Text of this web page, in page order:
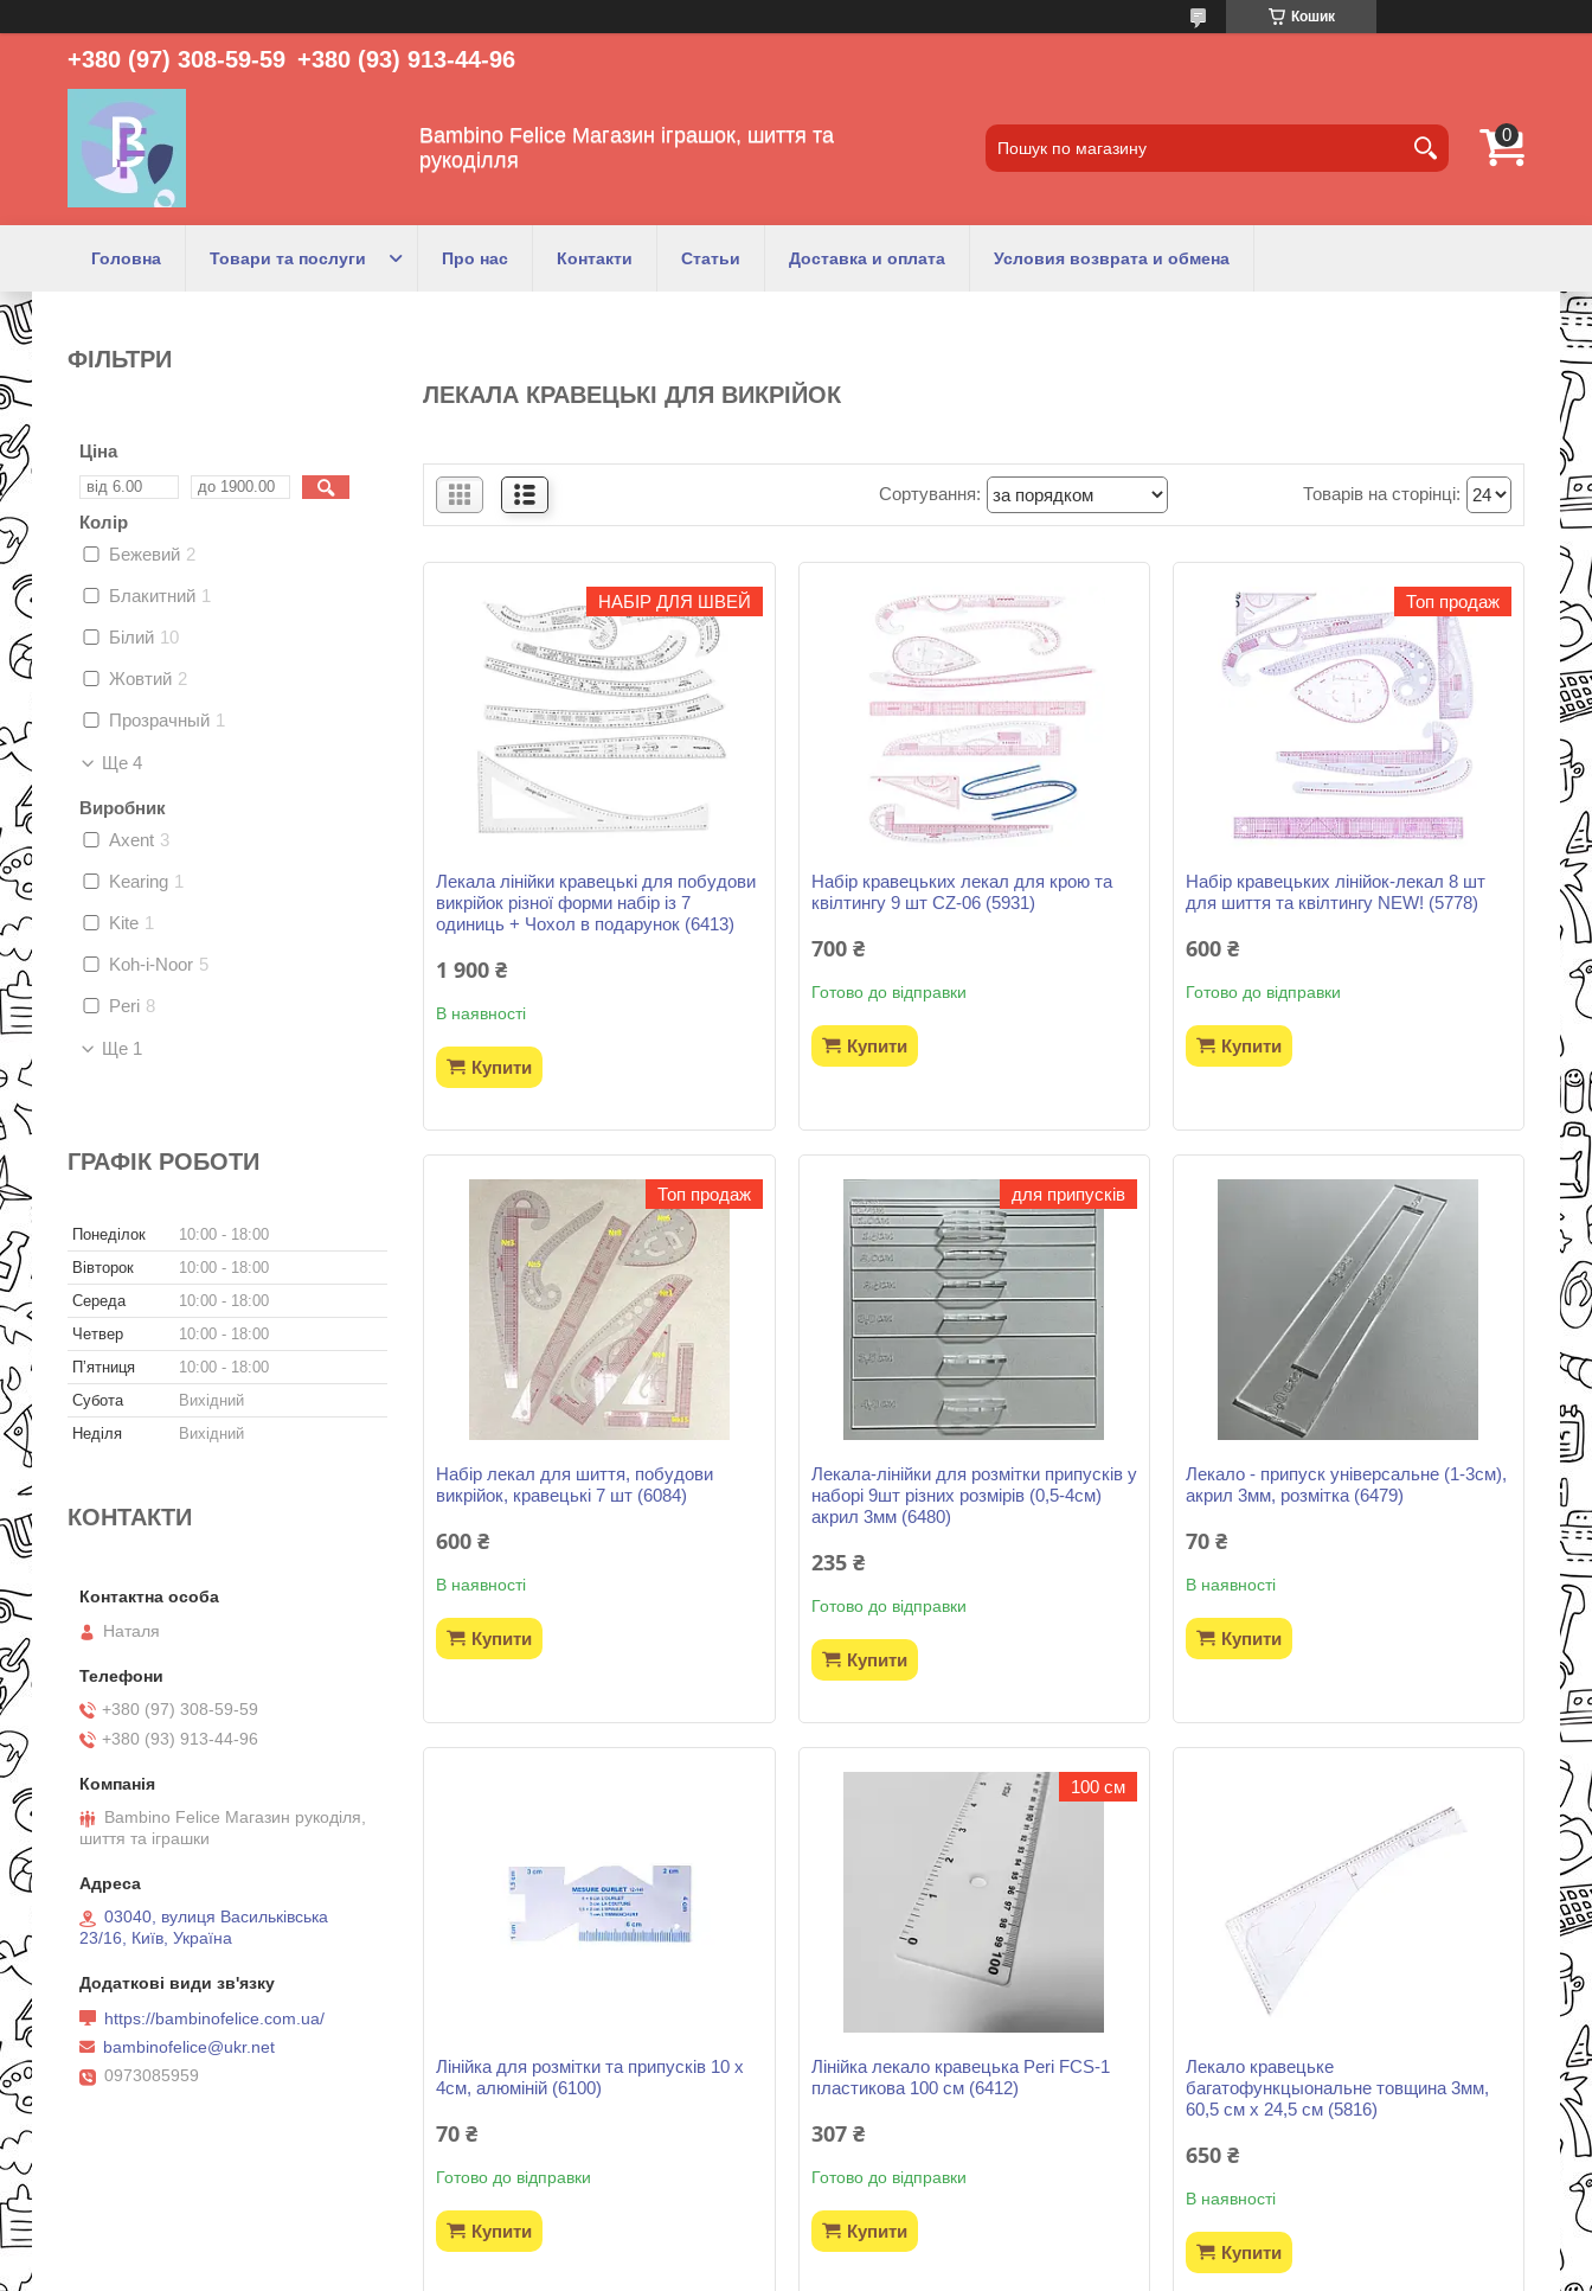
Кошик
+380 (97) 308-59-59 +380 (93) 913-44-96
Bambino Felice Магазин іграшок, шиття та
рукоділля
Головна Товари та послуги Про нас Контакти Статьи Доставка и оплата Условия возврата и обмена
ЛЕКАЛА КРАВЕЦЬКІ ДЛЯ ВИКРІЙОК
НАБІР ДЛЯ ШВЕЙ
Лекала лінійки кравецькі для побудови
викрійок різної форми набір із 7
одиниць + Чохол в подарунок (6413)
1 900 ₴
В наявності
Купити
Набір кравецьких лекал для крою та
квілтингу 9 шт CZ-06 (5931)
700 ₴
Готово до відправки
Купити
Топ продаж
Набір кравецьких лінійок-лекал 8 шт
для шиття та квілтингу NEW! (5778)
600 ₴
Готово до відправки
Купити
Топ продаж
Набір лекал для шиття, побудови
викрійок, кравецькі 7 шт (6084)
600 ₴
В наявності
Купити
для припусків
Лекала-лінійки для розмітки припусків у
наборі 9шт різних розмірів (0,5-4см)
акрил 3мм (6480)
235 ₴
Готово до відправки
Купити
Лекало - припуск універсальне (1-3см),
акрил 3мм, розмітка (6479)
70 ₴
В наявності
Купити
Лінійка для розмітки та припусків 10 х
4см, алюміній (6100)
70 ₴
Готово до відправки
Купити
100 см
Лінійка лекало кравецька Peri FCS-1
пластикова 100 см (6412)
307 ₴
Готово до відправки
Купити
Лекало кравецьке
багатофункцыональне товщина 3мм,
60,5 см х 24,5 см (5816)
650 ₴
В наявності
Купити
ФІЛЬТРИ
Ціна
Колір
Бежевий 2
Блакитний 1
Білий 10
Жовтий 2
Прозрачный 1
Ще 4
Виробник
Axent 3
Kearing 1
Kite 1
Koh-i-Noor 5
Peri 8
Ще 1
ГРАФІК РОБОТИ
Понеділок 10:00
18:00
Вівторок
10:00
18:00
Середа
10:00
18:00
Четвер
10:00
18:00
Пʼятниця
10:00
18:00
Субота
Вихідний
Неділя
Вихідний
КОНТАКТИ
Наталя
+380 (97) 308-59-59
+380 (93) 913-44-96
Bambino Felice Магазин рукоділя,
шиття та іграшки
03040, вулиця Васильківська
23/16, Київ, Україна
https://bambinofelice.com.ua/
bambinofelice@ukr.net
0973085959